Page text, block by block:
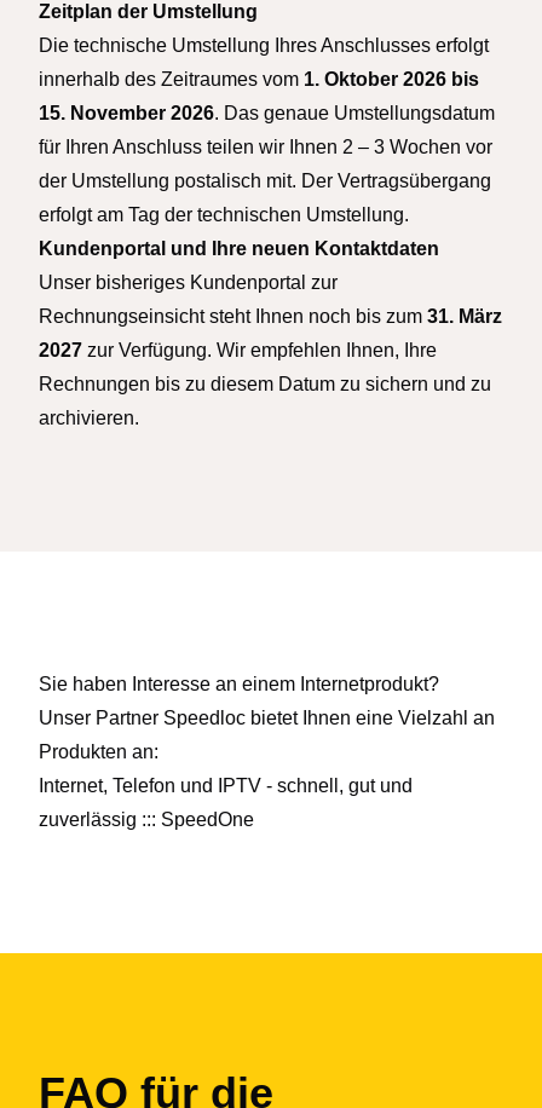
Zeitplan der Umstellung
Die technische Umstellung Ihres Anschlusses erfolgt
innerhalb des Zeitraumes vom 1. Oktober 2026 bis
15. November 2026. Das genaue Umstellungsdatum
für Ihren Anschluss teilen wir Ihnen 2 – 3 Wochen vor
der Umstellung postalisch mit. Der Vertragsübergang
erfolgt am Tag der technischen Umstellung.
Kundenportal und Ihre neuen Kontaktdaten
Unser bisheriges Kundenportal zur
Rechnungseinsicht steht Ihnen noch bis zum 31. März
2027 zur Verfügung. Wir empfehlen Ihnen, Ihre
Rechnungen bis zu diesem Datum zu sichern und zu
archivieren.
Sie haben Interesse an einem Internetprodukt?
Unser Partner Speedloc bietet Ihnen eine Vielzahl an
Produkten an:
Internet, Telefon und IPTV - schnell, gut und
zuverlässig ::: SpeedOne
FAQ für die